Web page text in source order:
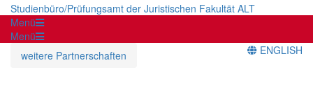
Studienbüro/Prüfungsamt der Juristischen Fakultät ALT
Menü
Menü
weitere Partnerschaften
ENGLISH